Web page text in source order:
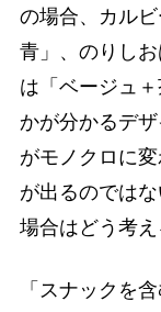
の場合、カル
青」、のりし
は「ベージュ
かが分かるデ
がモノクロに
が出るのでは
場合はどう考え
「スナックを